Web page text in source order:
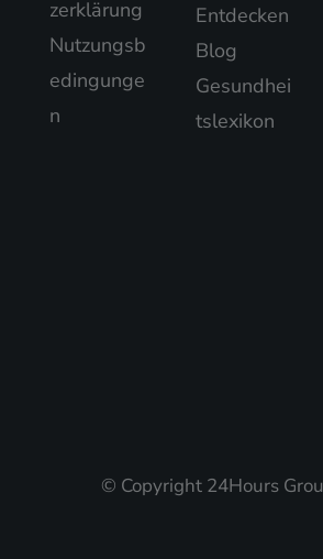
zerklärung
Nutzungsb
edingunge
n
Entdecken
Blog
Gesundhei
tslexikon
© Copyright 24Hours